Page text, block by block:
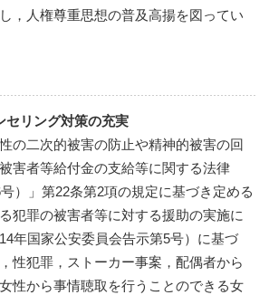
，人権尊重思想の普及高揚を図ってい
セリング対策の充実
の二次的被害の防止や精神的被害の回
害者等給付金の支給等に関する法律
号）」第22条第2項の規定に基づき定める
犯罪の被害者等に対する援助の実施に
年国家公安委員会告示第5号）に基づ
性犯罪，ストーカー事案，配偶者から
性から事情聴取を行うことのできる女